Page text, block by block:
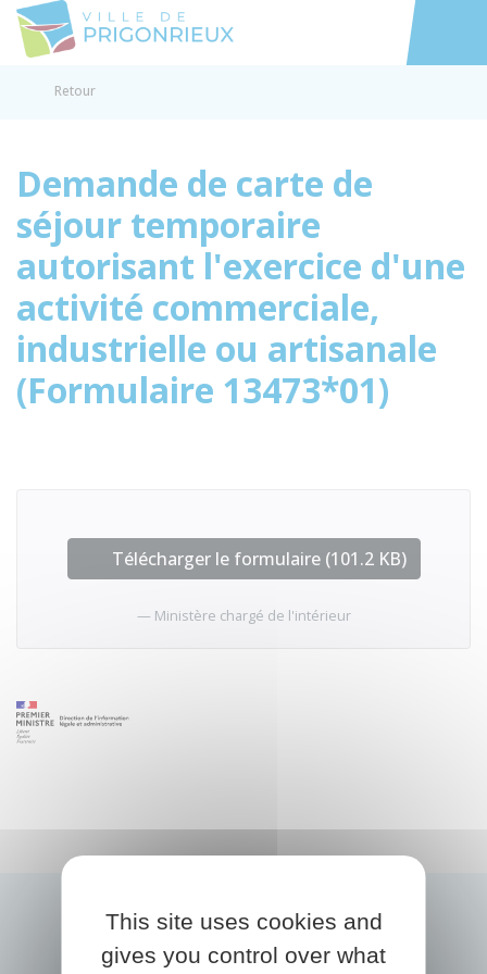
Accéder
Retour
Demande de carte de
séjour temporaire
autorisant l'exercice d'une
activité commerciale,
industrielle ou artisanale
(Formulaire 13473*01)
Télécharger le formulaire (101.2 KB)
Ministère chargé de l'intérieur
This site uses cookies and
gives you control over what